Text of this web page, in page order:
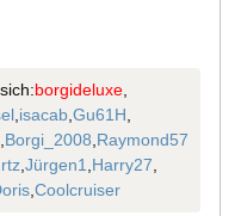
borgideluxe,
,isacab,Gu61H,
,Borgi_2008,Raymond57
,Jürgen1,Harry27,
,Coolcruiser